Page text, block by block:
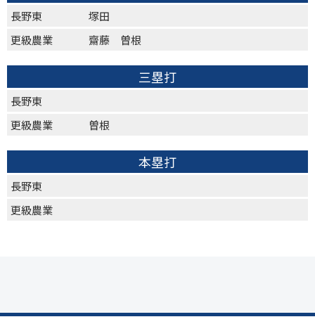
長野東
塚田
更級農業
齋藤 曽根
三塁打
長野東
更級農業
曽根
本塁打
長野東
更級農業